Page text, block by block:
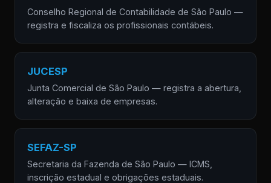
Conselho Regional de Contabilidade de São Paulo —
registra e fiscaliza os profissionais contábeis.
JUCESP
Junta Comercial de São Paulo — registra a abertura,
alteração e baixa de empresas.
SEFAZ-SP
Secretaria da Fazenda de São Paulo — ICMS,
inscrição estadual e obrigações estaduais.